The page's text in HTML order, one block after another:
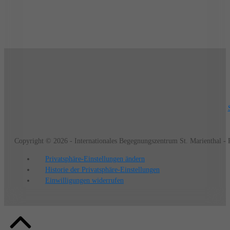
Copyright © 2026 - Internationales Begegnungszentrum St. Marienthal -
Privatsphäre-Einstellungen ändern
Historie der Privatsphäre-Einstellungen
Einwilligungen widerrufen